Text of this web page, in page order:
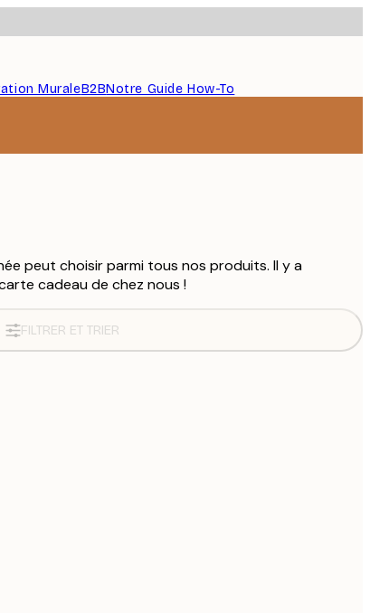
MuraleB2BNotre Guide How-To
peut choisir parmi tous nos produits. Il y a
cadeau de chez nous !
FILTRER ET TRIER